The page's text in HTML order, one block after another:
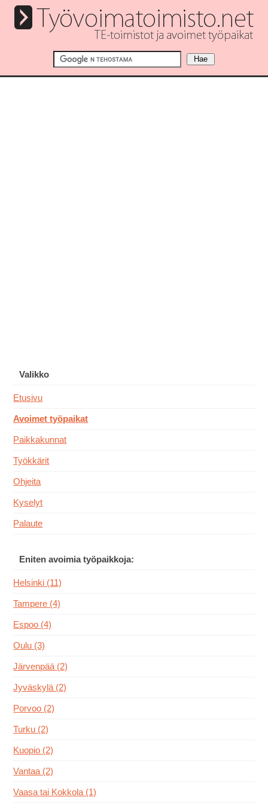
Valikko
Etusivu
Avoimet työpaikat
Paikkakunnat
Työkkärit
Ohjeita
Kyselyt
Palaute
Eniten avoimia työpaikkoja:
Helsinki (11)
Tampere (4)
Espoo (4)
Oulu (3)
Järvenpää (2)
Jyväskylä (2)
Porvoo (2)
Turku (2)
Kuopio (2)
Vantaa (2)
Vaasa tai Kokkola (1)